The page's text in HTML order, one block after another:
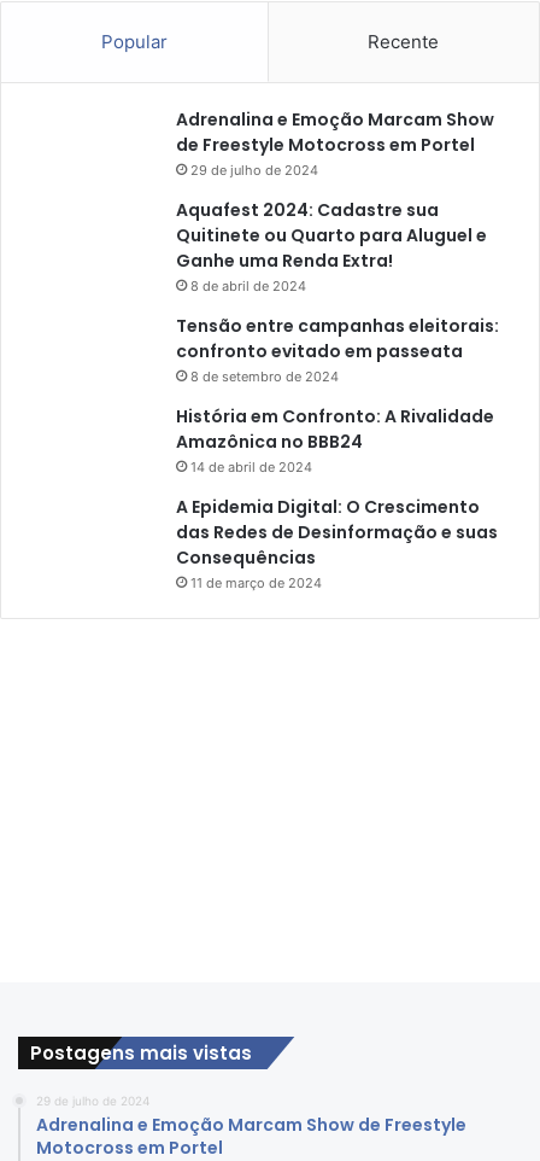
Popular Recente
Adrenalina e Emoção Marcam Show
de Freestyle Motocross em Portel
29 de julho de 2024
Aquafest 2024: Cadastre sua
Quitinete ou Quarto para Aluguel e
Ganhe uma Renda Extra!
8 de abril de 2024
Tensão entre campanhas eleitorais:
confronto evitado em passeata
8 de setembro de 2024
História em Confronto: A Rivalidade
Amazônica no BBB24
14 de abril de 2024
A Epidemia Digital: O Crescimento
das Redes de Desinformação e suas
Consequências
11 de março de 2024
Postagens mais vistas
29 de julho de 2024
Adrenalina e Emoção Marcam Show de Freestyle
Motocross em Portel